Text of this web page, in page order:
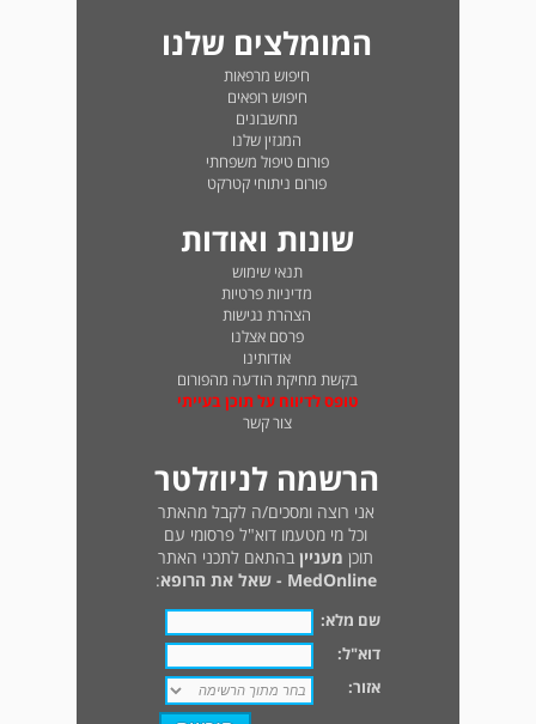
המומלצים שלנו
חיפוש מרפאות
חיפוש רופאים
מחשבונים
המגזין שלנו
פורום טיפול משפחתי
פורום ניתוחי קטרקט
שונות ואודות
תנאי שימוש
מדיניות פרטיות
הצהרת נגישות
פרסם אצלנו
אודותינו
בקשת מחיקת הודעה מהפורום
טופס לדיווח על תוכן בעייתי
צור קשר
הרשמה לניוזלטר
אני רוצה ומסכים/ה לקבל מהאתר
וכל מי מטעמו דוא"ל פרסומי עם
תוכן מעניין בהתאם לתכני האתר
MedOnline - שאל את הרופא
:
שם מלא:
דוא"ל:
אזור: